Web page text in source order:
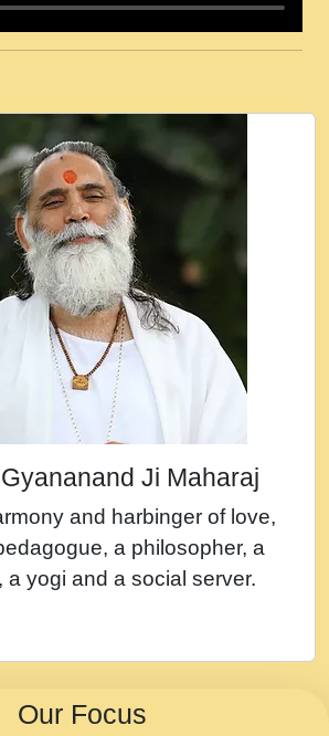
मर हथ र मह वदवन पहच दय! मह जन
- New Bhajan 2020
पाया मैं बड़ी मस्ती में हूँ । 2018 -
Ji Rasik.mp3
द सनव मड उतत सर रख क, नल रव त
उतत हथ रख द!.mp3
से प्रीत, यूहीं दिन बीतते जाते हैं ।
- Swami Gyananand Ji
गद फर, पयर महन न रझद फर! shri
लडडल... अपन खट करम क !!!! मह दद
कसन सवर तर बगर Shri ravinandan
Ho Chahe Shyam Ho.mp3
Ji Maharaj
and harbinger of love,
a philosopher, a
a yogi and a social server.
Our Focus